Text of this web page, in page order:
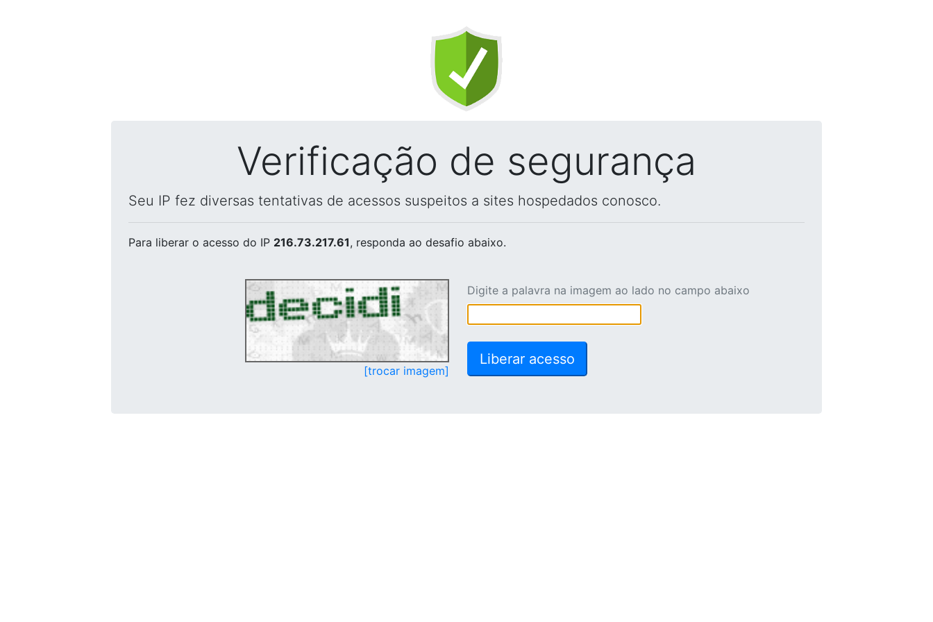
Verificação de segurança
Seu IP fez diversas tentativas de acessos suspeitos a sites hospedados conosco.
Para liberar o acesso do IP 216.73.217.61, responda ao desafio abaixo.
[trocar imagem]
Digite a palavra na imagem ao lado no campo abaixo